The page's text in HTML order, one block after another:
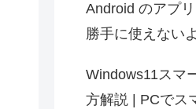
Android のアプ
勝手に使えない
Windows11スマ
方解説 | PCでス